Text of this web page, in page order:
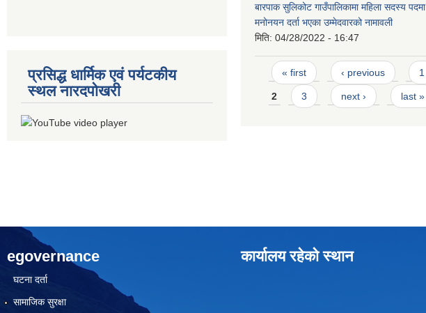
प्रसिद्ध धार्मिक एवं पर्यटकीय
स्थल नारदपोखरी
बारपाक सुलिकोट गाउँपालिकामा महिला सदस्य पदमा
मनोनयन दर्ता भएका उम्मेदवारको नामावली
मिति: 04/28/2022 - 16:47
Pages
« first ‹ previous 1
2 3 next › last »
egovernance
घटना दर्ता
सामाजिक सुरक्षा
कार्यालय रहेको स्थान